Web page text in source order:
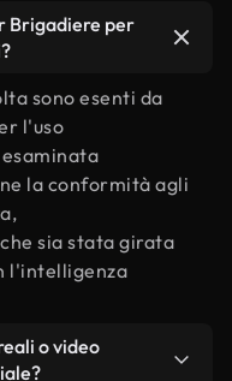
Brigadiere per
sono esenti da
l'uso
la conformità agli
sia stata girata
l'intelligenza
o video